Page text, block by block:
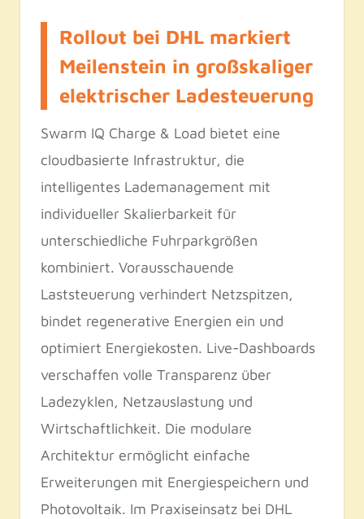
Rollout bei DHL markiert
Meilenstein in großskaliger
elektrischer Ladesteuerung
Swarm IQ Charge & Load bietet eine
cloudbasierte Infrastruktur, die
intelligentes Lademanagement mit
individueller Skalierbarkeit für
unterschiedliche Fuhrparkgrößen
kombiniert. Vorausschauende
Laststeuerung verhindert Netzspitzen,
bindet regenerative Energien ein und
optimiert Energiekosten. Live-Dashboards
verschaffen volle Transparenz über
Ladezyklen, Netzauslastung und
Wirtschaftlichkeit. Die modulare
Architektur ermöglicht einfache
Erweiterungen mit Energiespeichern und
Photovoltaik. Im Praxiseinsatz bei DHL